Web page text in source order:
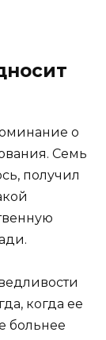
о
Семь
получил
когда ее
больнее